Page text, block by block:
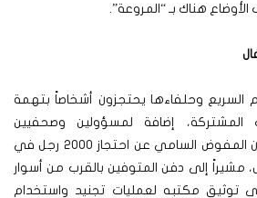
هناك بـ “المروعة”.
السريع وحلفاءها يحتجزون أشخاصاً بتهمة
المشتركة، إضافة لمسؤولين وصحفيين
ومعلمين. وأفاد معتقلون المفوض السامي عن احتجاز 2000 رجل في
مشيراً إلى دفن المتوفين بالقرب من أسوار
توثيق مكتبه لعمليات تجنيد واستخدام